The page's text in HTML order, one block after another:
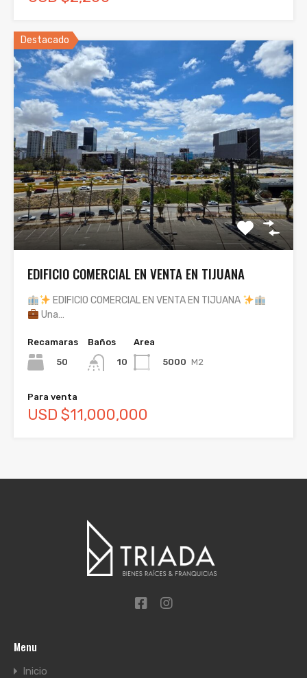
Destacado
EDIFICIO COMERCIAL EN VENTA EN TIJUANA
EDIFICIO COMERCIAL EN VENTA EN TIJUANA
Una…
Recamaras
50
Baños
10
Area
5000 M2
Para venta
USD $11,000,000
Menu
Inicio